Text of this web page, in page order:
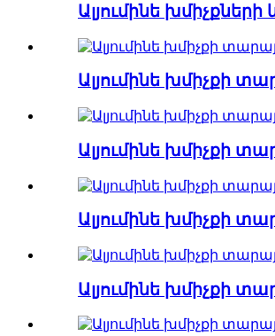
Ալյումինե
Ալյումինե խմիչքի
Ալյումինե խմիչքի
Ալյումինե խմիչքի
Ալյումինե խմիչքի